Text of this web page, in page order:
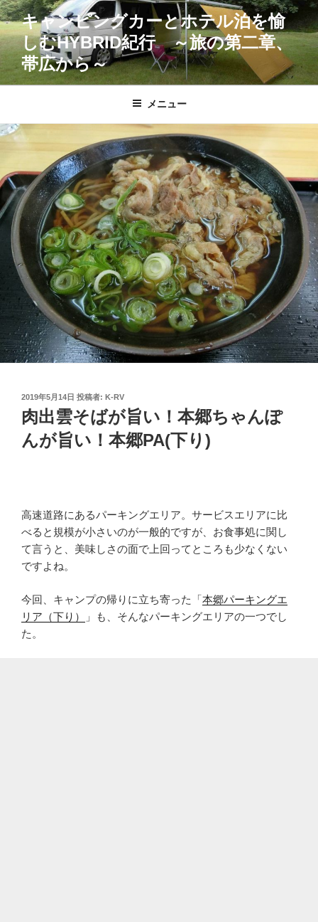
コ
ン
テ
キ
ッ
キャンピングカーとホテル泊を愉
しむHYBRID紀行 ～旅の第二章、
帯広から～
メニュー
投
稿
日:
2019年5月14日 投稿者: K-RV
肉出雲そばが旨い！本郷ちゃんぽ
んが旨い！本郷PA(下り)
高速道路にあるパーキングエリア。サービスエリアに比
べると規模が小さいのが一般的ですが、お食事処に関し
て言うと、美味しさの面で上回ってところも少なくない
ですよね。
今回、キャンプの帰りに立ち寄った「本郷パーキングエ
リア（下り）
」も、そんなパーキングエリアの一つでし
た。